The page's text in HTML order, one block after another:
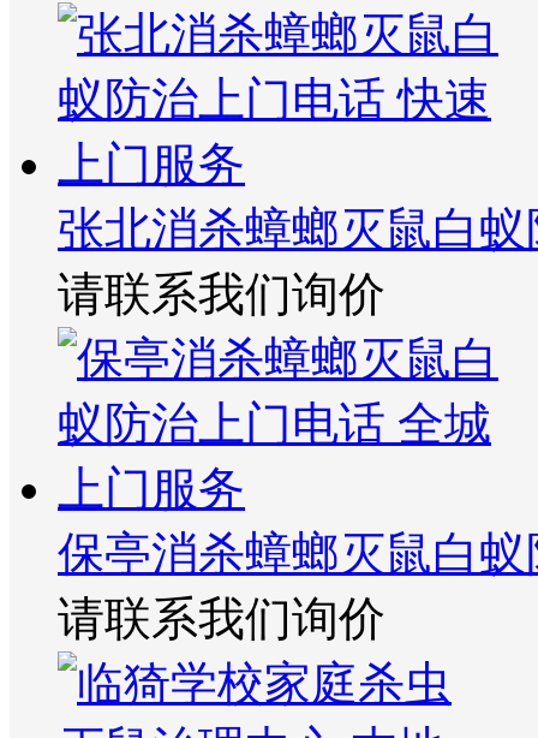
张北消杀蟑螂灭鼠白
请联系我们询价
保亭消杀蟑螂灭鼠白
请联系我们询价